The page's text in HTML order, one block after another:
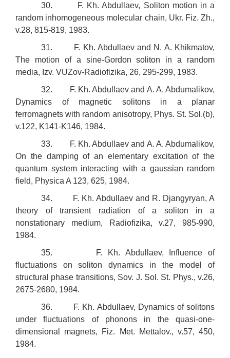
30. F. Kh. Abdullaev, Soliton motion in a
random inhomogeneous molecular chain, Ukr. Fiz. Zh.,
v.28, 815-819, 1983.
31. F. Kh. Abdullaev and N. A. Khikmatov,
The motion of a sine-Gordon soliton in a random
media, Izv. VUZov-Radiofizika, 26, 295-299, 1983.
32. F. Kh. Abdullaev and A. A. Abdumalikov,
Dynamics of magnetic solitons in a planar
ferromagnets with random anisotropy, Phys. St. Sol.(b),
v.122, K141-K146, 1984.
33. F. Kh. Abdullaev and A. A. Abdumalikov,
On the damping of an elementary excitation of the
quantum system interacting with a gaussian random
field, Physica A 123, 625, 1984.
34. F. Kh. Abdullaev and R. Djangyryan, A
theory of transient radiation of a soliton in a
nonstationary medium, Radiofizika, v.27, 985-990,
1984.
35. F. Kh. Abdullaev, Influence of
fluctuations on soliton dynamics in the model of
structural phase transitions, Sov. J. Sol. St. Phys., v.26,
2675-2680, 1984.
36. F. Kh. Abdullaev, Dynamics of solitons
under fluctuations of phonons in the quasi-one-
dimensional magnets, Fiz. Met. Mettalov., v.57, 450,
1984.